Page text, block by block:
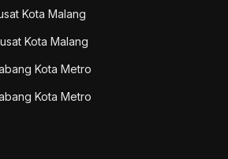
Kota Malang
Kota Malang
Kota Metro
Kota Metro